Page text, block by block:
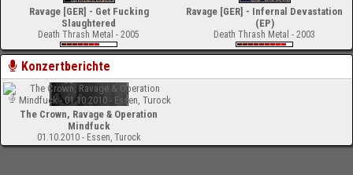
Ravage [GER] - Get Fucking
Slaughtered
Death Thrash Metal - 2005
Ravage [GER] - Infernal Devastation
(EP)
Death Thrash Metal - 2003
Konzertberichte
The Crown, Ravage & Operation
Mindfuck
01.10.2010 - Essen, Turock